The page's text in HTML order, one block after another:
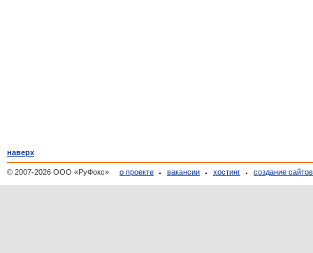
наверх
© 2007-2026 ООО «РуФокс» о проекте вакансии хостинг создание сайтов